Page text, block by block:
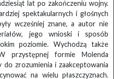
lat po zakończeniu wojny.
spektakularnych i głośnych
wcześniej znane, a autor nie
jego wnioski i sposób
poziomie. Wychodzą także
przystępnej formie Molenda
do zrozumienia i zaakceptowania
na wielu płaszczyznach.